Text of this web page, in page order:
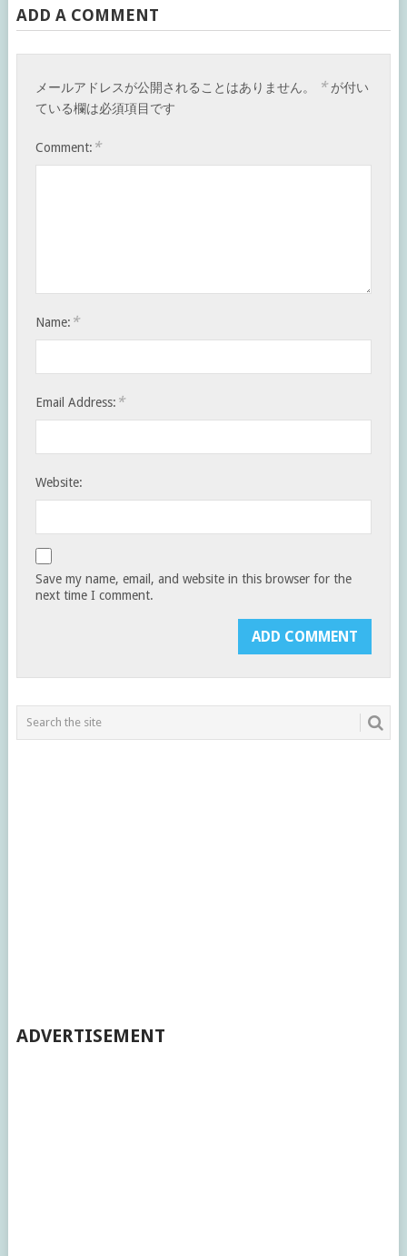
ADD A COMMENT
メールアドレスが公開されることはありません。 *が付い
ている欄は必須項目です
Comment: *
Name: *
Email Address: *
Website:
Save my name, email, and website in this browser for the
next time I comment.
ADVERTISEMENT